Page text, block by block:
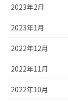
2023年2月
2023年1月
2022年12月
2022年11月
2022年10月